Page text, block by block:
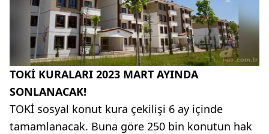
TOKİ KURALARI 2023 MART AYINDA
SONLANACAK!
TOKİ sosyal konut kura çekilişi 6 ay içinde
tamamlanacak. Buna göre 250 bin konutun hak